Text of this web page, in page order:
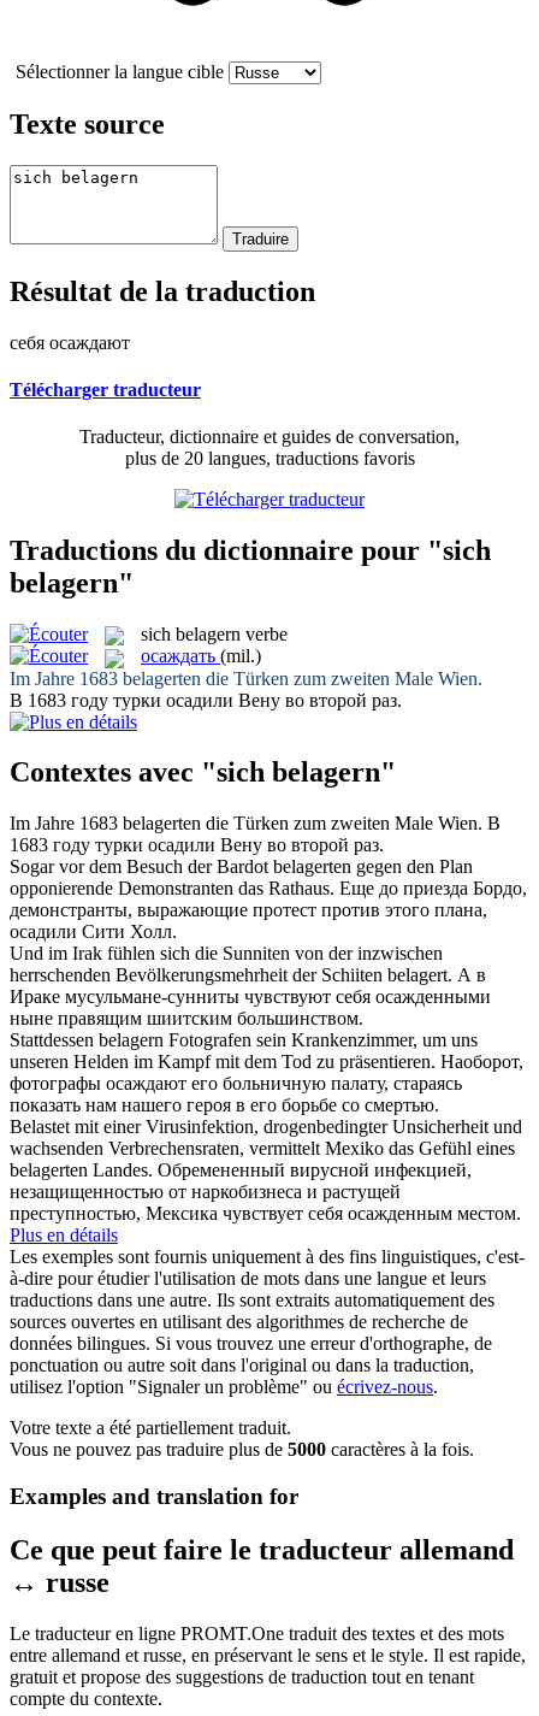
Sélectionner la langue cible
Texte source
Résultat de la traduction
себя осаждают
Télécharger traducteur
Traducteur, dictionnaire et guides de conversation,
plus de 20 langues, traductions favoris
Traductions du dictionnaire pour "sich
belagern"
sich belagern verbe
осаждать (mil.)
Im Jahre 1683 belagerten die Türken zum zweiten Male Wien.
В 1683 году турки осадили Вену во второй раз.
Contextes avec "sich belagern"
Im Jahre 1683 belagerten die Türken zum zweiten Male Wien. В
1683 году турки осадили Вену во второй раз.
Sogar vor dem Besuch der Bardot belagerten gegen den Plan
opponierende Demonstranten das Rathaus. Еще до приезда Бордо,
демонстранты, выражающие протест против этого плана,
осадили Сити Холл.
Und im Irak fühlen sich die Sunniten von der inzwischen
herrschenden Bevölkerungsmehrheit der Schiiten belagert. А в
Ираке мусульмане-сунниты чувствуют себя осажденными
ныне правящим шиитским большинством.
Stattdessen belagern Fotografen sein Krankenzimmer, um uns
unseren Helden im Kampf mit dem Tod zu präsentieren. Наоборот,
фотографы осаждают его больничную палату, стараясь
показать нам нашего героя в его борьбе со смертью.
Belastet mit einer Virusinfektion, drogenbedingter Unsicherheit und
wachsenden Verbrechensraten, vermittelt Mexiko das Gefühl eines
belagerten Landes. Обремененный вирусной инфекцией,
незащищенностью от наркобизнеса и растущей
преступностью, Мексика чувствует себя осажденным местом.
Plus en détails
Les exemples sont fournis uniquement à des fins linguistiques, c'est-
à-dire pour étudier l'utilisation de mots dans une langue et leurs
traductions dans une autre. Ils sont extraits automatiquement des
sources ouvertes en utilisant des algorithmes de recherche de
données bilingues. Si vous trouvez une erreur d'orthographe, de
ponctuation ou autre soit dans l'original ou dans la traduction,
utilisez l'option "Signaler un problème" ou écrivez-nous.
Votre texte a été partiellement traduit.
Vous ne pouvez pas traduire plus de 5000 caractères à la fois.
Examples and translation for
Ce que peut faire le traducteur allemand
↔ russe
Le traducteur en ligne PROMT.One traduit des textes et des mots
entre allemand et russe, en préservant le sens et le style. Il est rapide,
gratuit et propose des suggestions de traduction tout en tenant
compte du contexte.